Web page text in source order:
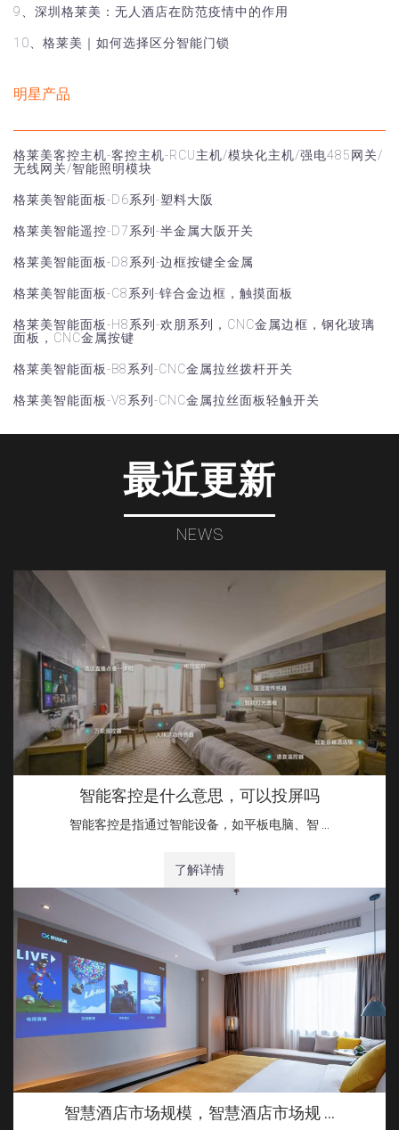
9、深圳格莱美：无人酒店在防范疫情中的作用
10、格莱美｜如何选择区分智能门锁
明星产品
格莱美客控主机-客控主机-RCU主机/模块化主机/强电485网关/
无线网关/智能照明模块
格莱美智能面板-D6系列-塑料大阪
格莱美智能遥控-D7系列-半金属大阪开关
格莱美智能面板-D8系列-边框按键全金属
格莱美智能面板-C8系列-锌合金边框，触摸面板
格莱美智能面板-H8系列-欢朋系列，CNC金属边框，钢化玻璃
面板，CNC金属按键
格莱美智能面板-B8系列-CNC金属拉丝拨杆开关
格莱美智能面板-V8系列-CNC金属拉丝面板轻触开关
最近更新
NEWS
智能客控是什么意思，可以投屏吗
智能客控是指通过智能设备，如平板电脑、智 …
了解详情
智慧酒店市场规模，智慧酒店市场规 …